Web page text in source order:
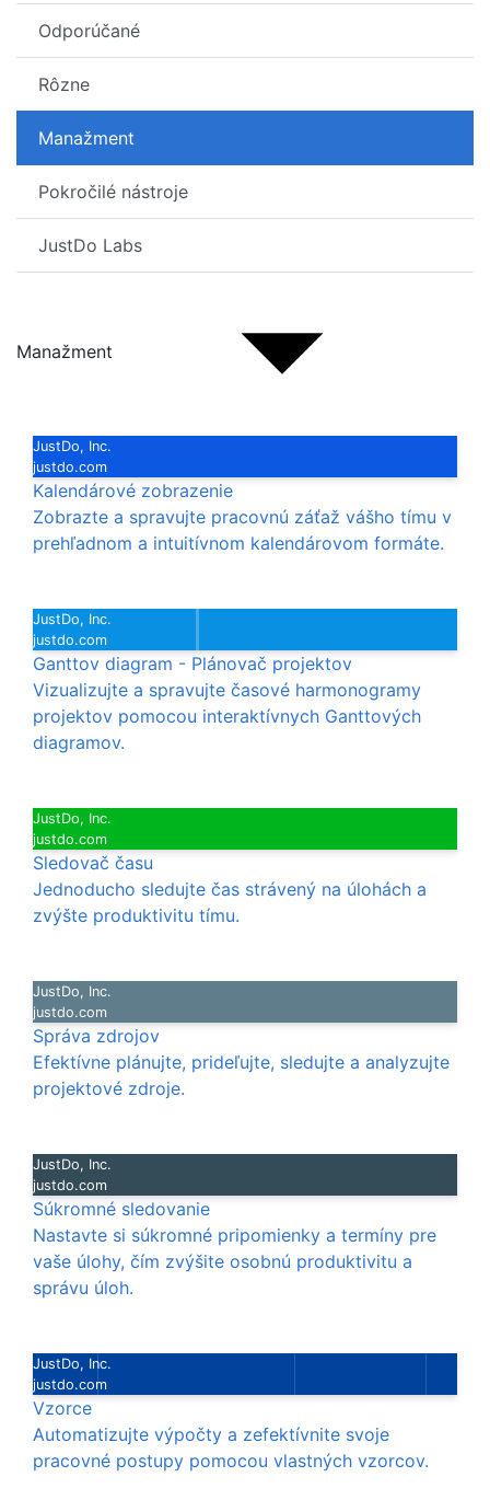
Odporúčané
Rôzne
Manažment
Pokročilé nástroje
JustDo Labs
Manažment
JustDo, Inc.
justdo.com
Kalendárové zobrazenie
Zobrazte a spravujte pracovnú záťaž vášho tímu v
prehľadnom a intuitívnom kalendárovom formáte.
JustDo, Inc.
justdo.com
Ganttov diagram - Plánovač projektov
Vizualizujte a spravujte časové harmonogramy
projektov pomocou interaktívnych Ganttových
diagramov.
JustDo, Inc.
justdo.com
Sledovač času
Jednoducho sledujte čas strávený na úlohách a
zvýšte produktivitu tímu.
JustDo, Inc.
justdo.com
Správa zdrojov
Efektívne plánujte, prideľujte, sledujte a analyzujte
projektové zdroje.
JustDo, Inc.
justdo.com
Súkromné sledovanie
Nastavte si súkromné pripomienky a termíny pre
vaše úlohy, čím zvýšite osobnú produktivitu a
správu úloh.
JustDo, Inc.
justdo.com
Vzorce
Automatizujte výpočty a zefektívnite svoje
pracovné postupy pomocou vlastných vzorcov.